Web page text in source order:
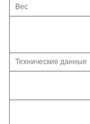
Вес
Технические данные